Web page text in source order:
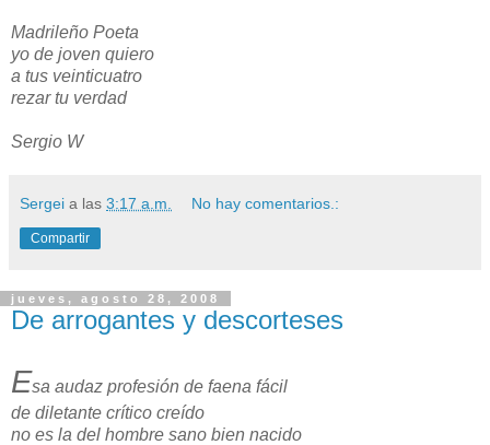
Madrileño Poeta
yo de joven quiero
a tus veinticuatro
rezar tu verdad
Sergio W
Sergei a las 3:17 a.m. No hay comentarios.:
Compartir
jueves, agosto 28, 2008
De arrogantes y descorteses
Esa audaz profesión de faena fácil
de diletante crítico creído
no es la del hombre sano bien nacido